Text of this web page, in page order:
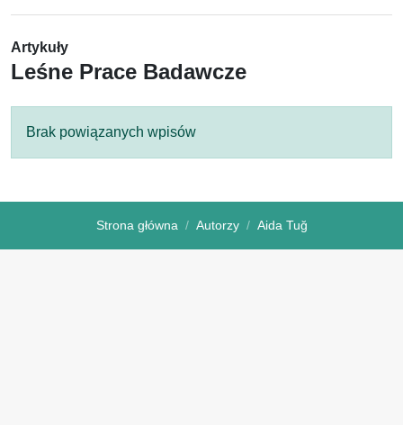
Artykuły
Leśne Prace Badawcze
Brak powiązanych wpisów
Strona główna Autorzy Aida Tuğ